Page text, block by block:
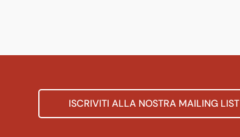
ISCRIVITI ALLA NOSTRA MAILING LIST